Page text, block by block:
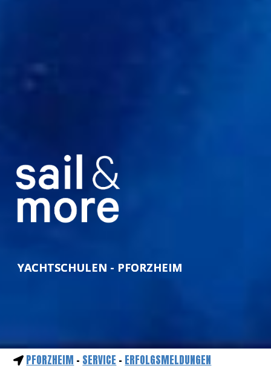
YACHTSCHULEN - PFORZHEIM
PFORZHEIM - SERVICE - ERFOLGSMELDUNGEN